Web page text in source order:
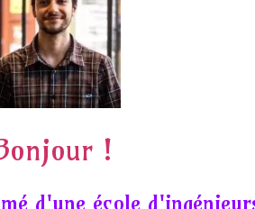
!
d'une école